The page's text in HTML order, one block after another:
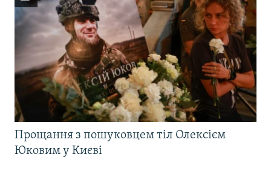
Прощання з пошуковцем тіл Олексієм
Юковим у Києві